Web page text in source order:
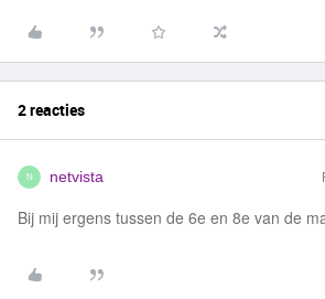
2 reacties
N netvista
Bij mij ergens tussen de 6e en 8e van de